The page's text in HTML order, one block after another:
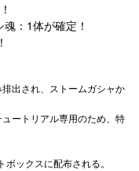
：1体が確定！
出され、ストームガシャか
ートリアル専用のため、特
ックスに配布される。